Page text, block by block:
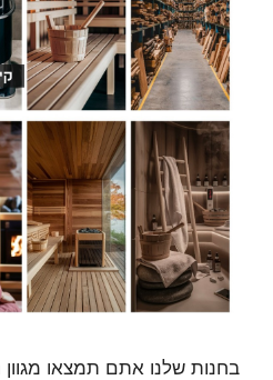
בחנות שלנו אתם תמצאו מגוון